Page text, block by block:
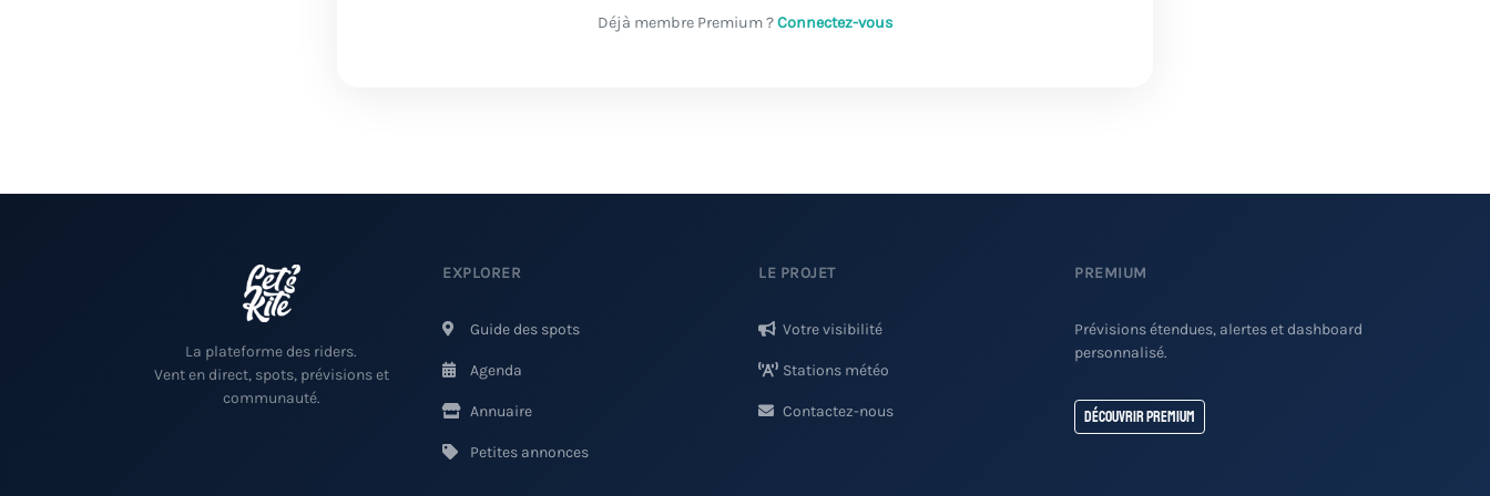
Déjà membre Premium ?Connectez-vous
La plateforme des riders.
Vent en direct, spots, prévisions et
communauté.
EXPLORER
Guide des spots
Agenda
Annuaire
Petites annonces
LE PROJET
Votre visibilité
Stations météo
Contactez-nous
PREMIUM
Prévisions étendues, alertes et dashboard
personnalisé.
Découvrir Premium